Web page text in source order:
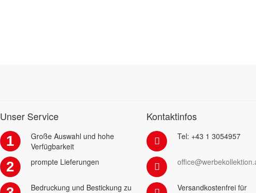
Unser Service
1
Große Auswahl und hohe
Verfügbarkeit
2 prompte Lieferungen
Bedruckung und Bestickung zu
Kontaktinfos
Tel: +43 1 3054957
Versandkostenfrei für